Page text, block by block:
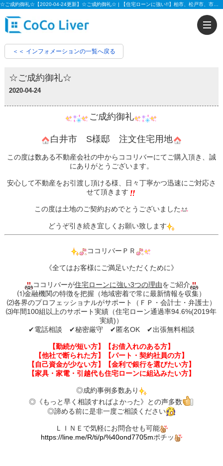
＜＜ インフォメーションの一覧へ戻る
☆ご成約御礼☆
2020-04-24
ご成約御礼
白井市 S様邸 注文住宅用地
この度は数ある不動産会社の中からココリバーにてご購入頂き、誠
にありがとうございます。
安心して不動産をお引渡し頂ける様、日々丁寧かつ迅速にご対応さ
せて頂きます
この度は土地のご契約おめでとうございました
どうぞ引き続き宜しくお願い致します
ココリバーＰＲ
《全てはお客様にご満足いただくために》
ココリバーが住宅ローンに強い3つの理由をご紹介
⑴金融機関の特徴を把握（地域密着で常に最新情報を収集）
⑵各界のプロフェッショナルがサポート（ＦＰ・会計士・弁護士）
⑶年間100組以上のサポート実績（住宅ローン通過率94.6%(2019年
実績)）
✔︎電話相談 ✔︎秘密厳守 ✔︎匿名OK ✔︎出張無料相談
【勤続が短い方】【お借入れのある方】
【他社で断られた方】【パート・契約社員の方】
【自己資金が少ない方】【金利で銀行を選びたい方】
【家具・家電・引越代も住宅ローンに組込みたい方】
◎成約事例多数あり
◎《もっと早く相談すればよかった》との声多数
◎諦める前に是非一度ご相談ください
ＬＩＮＥで気軽にお問合せも可能
https://line.me/R/ti/p/%40ond7705mポチッ